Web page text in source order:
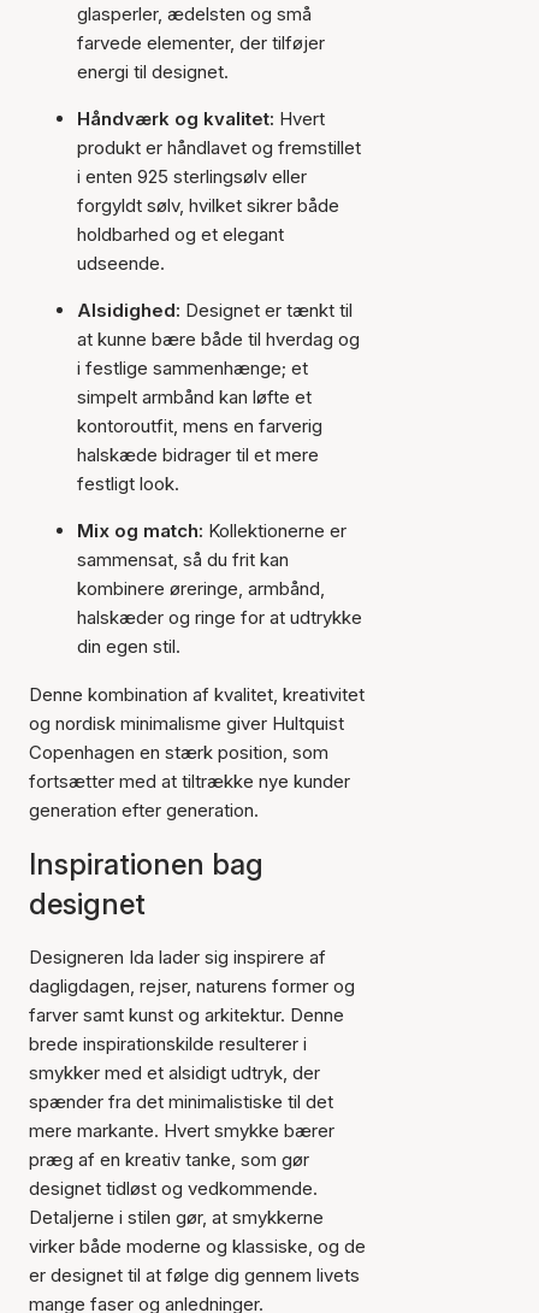
glasperler, ædelsten og små
farvede elementer, der tilføjer
energi til designet.
Håndværk og kvalitet: Hvert
produkt er håndlavet og fremstillet
i enten 925 sterlingsølv eller
forgyldt sølv, hvilket sikrer både
holdbarhed og et elegant
udseende.
Alsidighed: Designet er tænkt til
at kunne bære både til hverdag og
i festlige sammenhænge; et
simpelt armbånd kan løfte et
kontoroutfit, mens en farverig
halskæde bidrager til et mere
festligt look.
Mix og match: Kollektionerne er
sammensat, så du frit kan
kombinere øreringe, armbånd,
halskæder og ringe for at udtrykke
din egen stil.
Denne kombination af kvalitet, kreativitet
og nordisk minimalisme giver Hultquist
Copenhagen en stærk position, som
fortsætter med at tiltrække nye kunder
generation efter generation.
Inspirationen bag
designet
Designeren Ida lader sig inspirere af
dagligdagen, rejser, naturens former og
farver samt kunst og arkitektur. Denne
brede inspirationskilde resulterer i
smykker med et alsidigt udtryk, der
spænder fra det minimalistiske til det
mere markante. Hvert smykke bærer
præg af en kreativ tanke, som gør
designet tidløst og vedkommende.
Detaljerne i stilen gør, at smykkerne
virker både moderne og klassiske, og de
er designet til at følge dig gennem livets
mange faser og anledninger.